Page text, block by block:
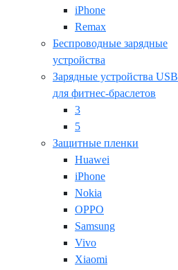
iPhone
Remax
Беспроводные зарядные
устройства
Зарядные устройства USB
для фитнес-браслетов
3
5
Защитные пленки
Huawei
iPhone
Nokia
OPPO
Samsung
Vivo
Xiaomi